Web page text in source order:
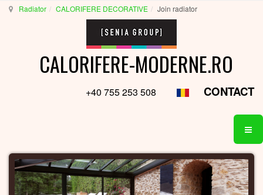
Radiator CALORIFERE DECORATIVE Join radiator
CALORIFERE-MODERNE.RO
+40 755 253 508 CONTACT